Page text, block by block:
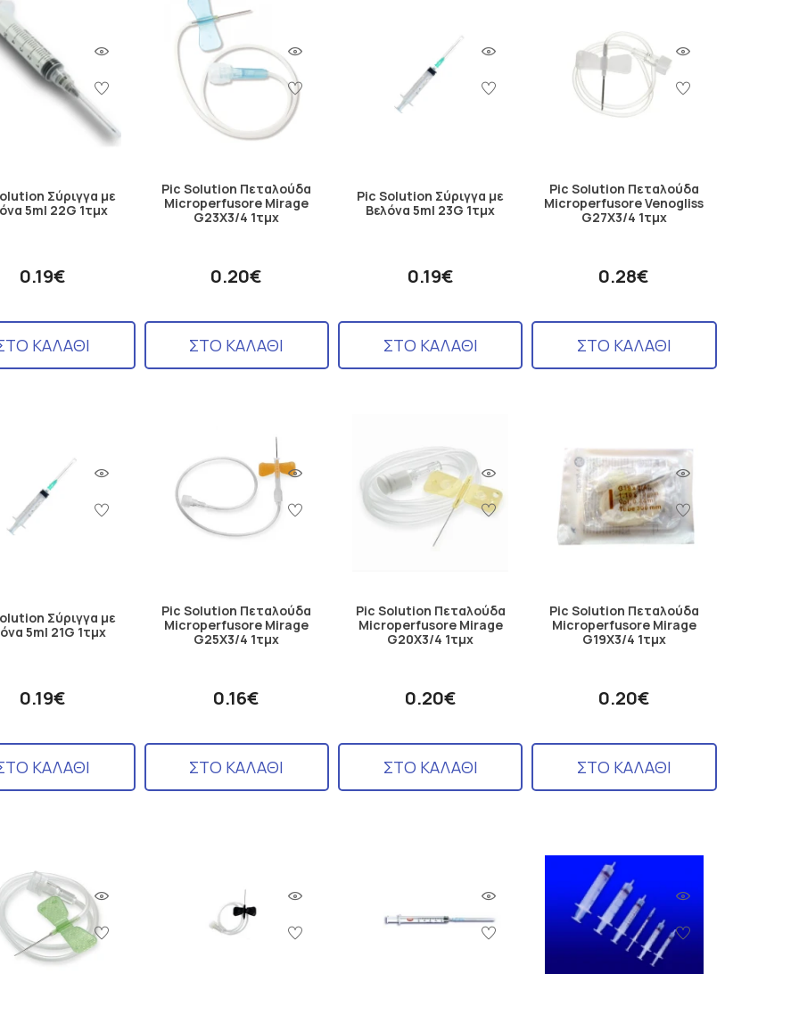
Σύριγγα με
5ml 22G 1τμχ
0.19€
ΚΑΛΑΘΙ
Pic Solution Πεταλούδα
Microperfusore Mirage
G23X3/4 1τμχ
0.20€
ΣΤΟ ΚΑΛΑΘΙ
Pic Solution Σύριγγα με
Βελόνα 5ml 23G 1τμχ
0.19€
ΣΤΟ ΚΑΛΑΘΙ
Pic Solution Πεταλούδα
Microperfusore Venogliss
G27X3/4 1τμχ
0.28€
ΣΤΟ ΚΑΛΑΘΙ
Σύριγγα με
5ml 21G 1τμχ
0.19€
ΚΑΛΑΘΙ
Pic Solution Πεταλούδα
Microperfusore Mirage
G25X3/4 1τμχ
0.16€
ΣΤΟ ΚΑΛΑΘΙ
Pic Solution Πεταλούδα
Microperfusore Mirage
G20X3/4 1τμχ
0.20€
ΣΤΟ ΚΑΛΑΘΙ
Pic Solution Πεταλούδα
Microperfusore Mirage
G19X3/4 1τμχ
0.20€
ΣΤΟ ΚΑΛΑΘΙ